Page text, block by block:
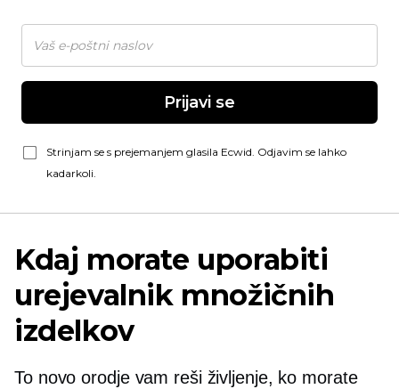
Prijavi se
Strinjam se s prejemanjem glasila Ecwid. Odjavim se lahko
kadarkoli.
Kdaj morate uporabiti
urejevalnik množičnih
izdelkov
To novo orodje vam reši življenje, ko morate